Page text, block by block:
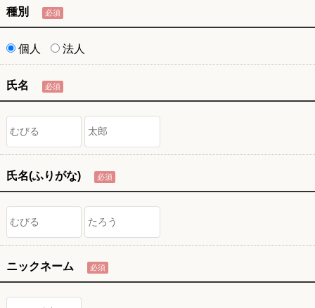
種別 必須
個人 法人
氏名 必須
氏名(ふりがな) 必須
ニックネーム 必須